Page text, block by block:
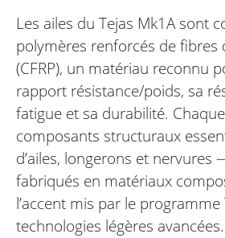
Les ailes du Tejas Mk1A sont
polymères renforcés de fibres
(CFRP), un matériau reconnu
rapport résistance/poids, sa
fatigue et sa durabilité.
composants structuraux
d’ailes, longerons et
fabriqués en matériaux
l’accent mis par le programme
technologies légères avancées.